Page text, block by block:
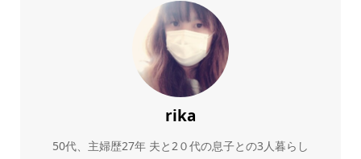
rika
50代、主婦歴27年 夫と2０代の息子との3人暮らし